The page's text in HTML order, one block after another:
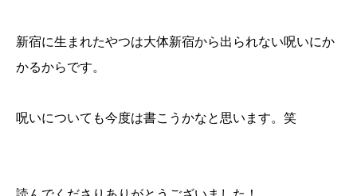
新宿に生まれたやつは大体新宿から出られない呪いにか
かるからです。
呪いについても今度は書こうかなと思います。笑